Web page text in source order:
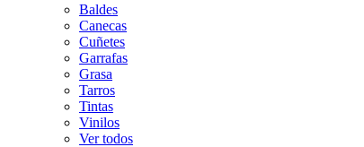
Baldes
Canecas
Cuñetes
Garrafas
Grasa
Tarros
Tintas
Vinilos
Ver todos